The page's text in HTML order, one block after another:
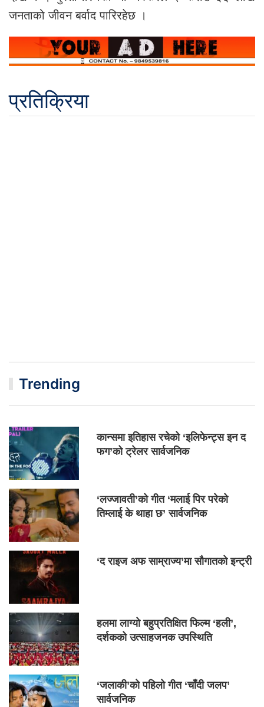
जनताको जीवन बर्वाद पारिरहेछ ।
प्रतिक्रिया
Trending
कान्समा इतिहास रचेको ‘इलिफेन्ट्स इन द
फग’को ट्रेलर सार्वजनिक
‘लज्जावती’को गीत ‘मलाई पिर परेको
तिम्लाई के थाहा छ’ सार्वजनिक
‘द राइज अफ साम्राज्य’मा सौगातको इन्ट्री
हलमा लाग्यो बहुप्रतिक्षित फिल्म ‘हली’,
दर्शकको उत्साहजनक उपस्थिति
‘जलाकी’को पहिलो गीत ‘चाँदी जलप’
सार्वजनिक